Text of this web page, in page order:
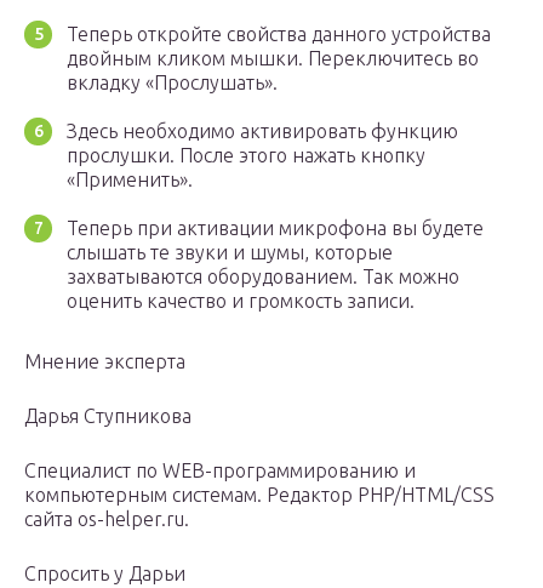
Теперь откройте свойства данного устройства
двойным кликом мышки. Переключитесь во
вкладку «Прослушать».
Здесь необходимо активировать функцию
прослушки. После этого нажать кнопку
«Применить».
Теперь при активации микрофона вы будете
слышать те звуки и шумы, которые
захватываются оборудованием. Так можно
оценить качество и громкость записи.
Мнение эксперта
Дарья Ступникова
Специалист по WEB-программированию и
компьютерным системам. Редактор PHP/HTML/CSS
сайта os-helper.ru.
Спросить у Дарьи